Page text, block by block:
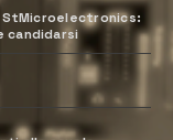
StMicroelectronics:
candidarsi